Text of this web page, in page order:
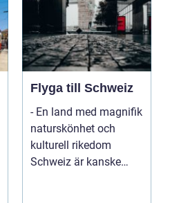
Flyga till Schweiz
- En land med magnifik
naturskönhet och
kulturell rikedom
Schweiz är kanske